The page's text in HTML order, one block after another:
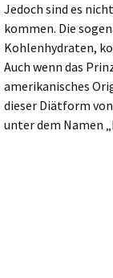
Jedoch sind es
kommen. Die
Kohlenhydraten,
Auch wenn das
amerikanisches
dieser Diätform
unter dem Namen